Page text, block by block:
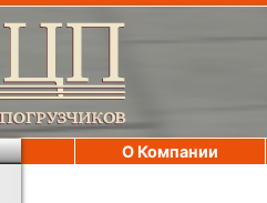
О Компании